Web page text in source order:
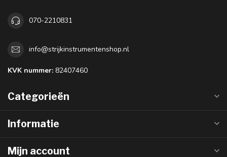
070-2210831
info@strijkinstrumentenshop.nl
KVK nummer: 82407460
Categorieën
Informatie
Mijn account